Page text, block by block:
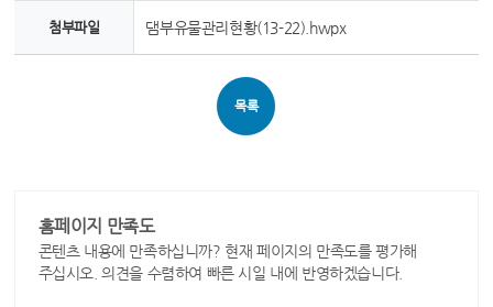
첨부파일 댐부유물관리현황(13-22).hwpx
목록
홈페이지 만족도
콘텐츠 내용에 만족하십니까? 현재 페이지의 만족도를 평가해
주십시오. 의견을 수렴하여 빠른 시일 내에 반영하겠습니다.